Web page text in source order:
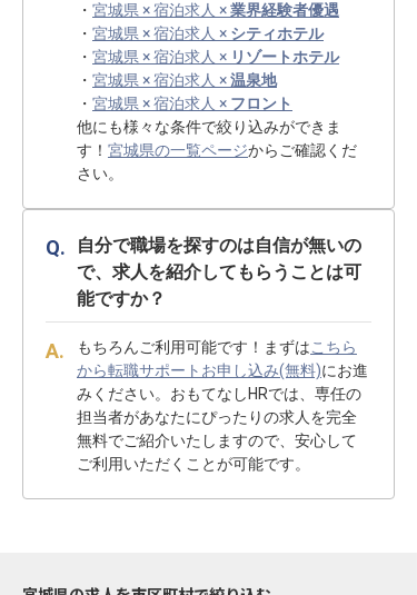
・ 宮城県 × 宿泊求人 ×業界経験者優遇
・ 宮城県 × 宿泊求人 × シティホテル
・ 宮城県 × 宿泊求人 × リゾートホテル
・ 宮城県 × 宿泊求人 ×温泉地
・ 宮城県 × 宿泊求人 × フロント
他にも様々な条件で絞り込みができま
す！ 宮城県の一覧ページからご確認くだ
さい。
自分で職場を探すのは自信が無いの
で、求人を紹介してもらうことは可
能ですか？
もちろんご利用可能です！まずはこちら
から転職サポートお申し込み(無料)にお進
みください。おもてなしHRでは、専任の
担当者があなたにぴったりの求人を完全
無料でご紹介いたしますので、安心して
ご利用いただくことが可能です。